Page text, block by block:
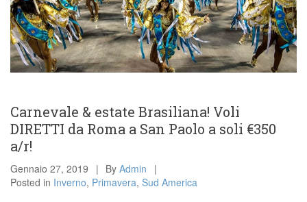
Carnevale & estate Brasiliana! Voli
DIRETTI da Roma a San Paolo a soli €350
a/r!
Gennaio 27, 2019 By Admin
Posted in Inverno, Primavera, Sud America